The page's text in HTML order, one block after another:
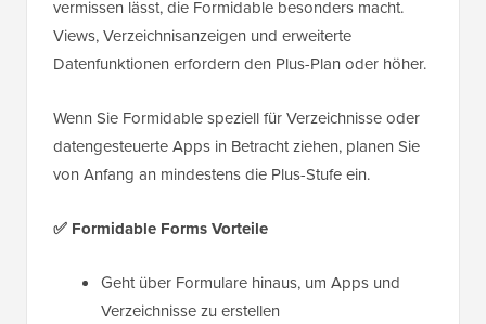
vermissen lässt, die Formidable besonders macht.
Views, Verzeichnisanzeigen und erweiterte
Datenfunktionen erfordern den Plus-Plan oder höher.
Wenn Sie Formidable speziell für Verzeichnisse oder
datengesteuerte Apps in Betracht ziehen, planen Sie
von Anfang an mindestens die Plus-Stufe ein.
✅ Formidable Forms Vorteile
Geht über Formulare hinaus, um Apps und
Verzeichnisse zu erstellen